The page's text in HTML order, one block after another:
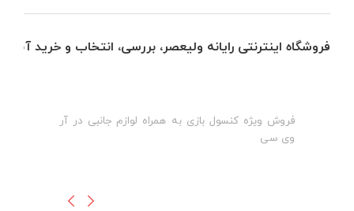
فروشگاه اینترنتی رایانه ولیعصر، بررسی، انتخاب و خرید
فروش ویژه کنسول بازی به همراه لوازم جانبی در آر
وی سی